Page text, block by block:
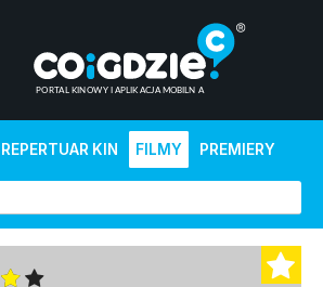
REPERTUAR KIN FILMY PREMIERY